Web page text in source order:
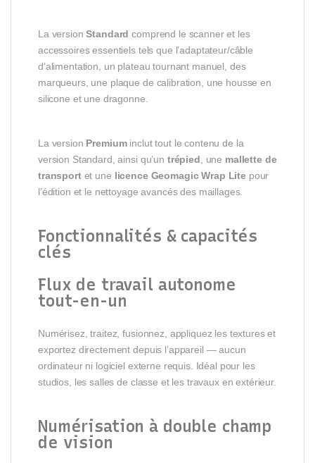
La versionStandard comprend le scanner et les
accessoires essentiels tels que l’adaptateur/câble
d’alimentation, un plateau tournant manuel, des
marqueurs, une plaque de calibration, une housse en
silicone et une dragonne.
La version Premiuminclut tout le contenu de la
version Standard, ainsi qu’un trépied , une mallette de
transportet une licence Geomagic Wrap Lite pour
l’édition et le nettoyage avancés des maillages.
Fonctionnalités & capacités
clés
Flux de travail autonome
tout-en-un
Numérisez, traitez, fusionnez, appliquez les textures et
exportez directement depuis l’appareil — aucun
ordinateur ni logiciel externe requis. Idéal pour les
studios, les salles de classe et les travaux en extérieur.
Numérisation à double champ
de vision